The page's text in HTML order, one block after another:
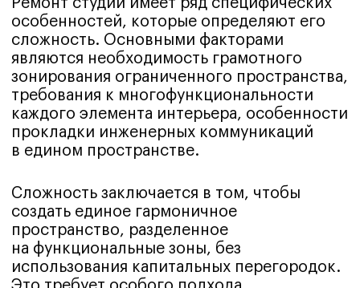
вы присутствовали на объекте с первого
и пожелания, показываем, почему выбрали
именно такие планировочные решения
и материалы, прикладываем фото «до/
после», реальную смету и фактические
сроки.
Портфолио/
Наши работы